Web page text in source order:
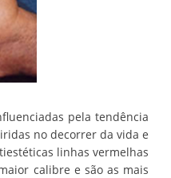
pela tendência
no decorrer da vida e
linhas vermelhas
calibre e são as mais